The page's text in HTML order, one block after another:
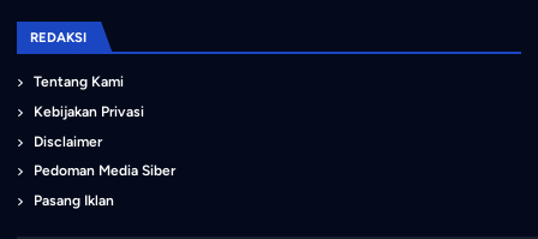
REDAKSI
Tentang Kami
Kebijakan Privasi
Disclaimer
Pedoman Media Siber
Pasang Iklan